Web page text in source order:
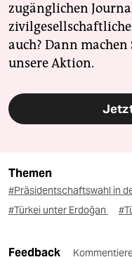
zugänglichen
auch? Dann
unsere Aktion.
Themen
#Präsidentschaftswahl in
#Türkei unter Erdoğan
Feedback